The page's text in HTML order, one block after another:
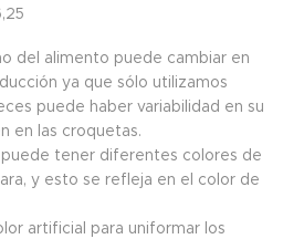
del alimento puede cambiar en
ya que sólo utilizamos
puede haber variabilidad en su
en las croquetas.
puede tener diferentes colores de
y esto se refleja en el color de
artificial para uniformar los